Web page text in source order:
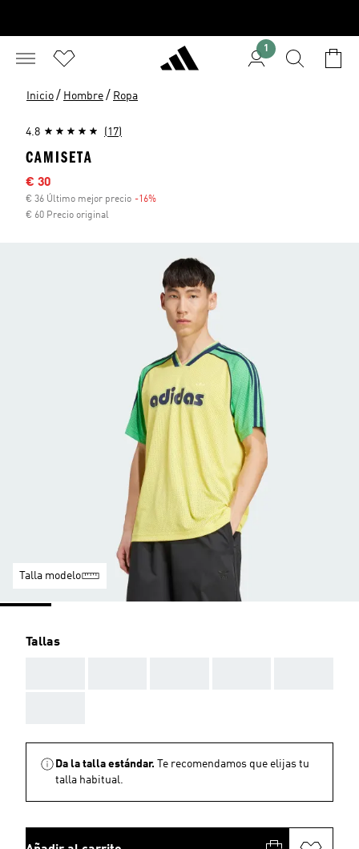
1
Inicio / Hombre / Ropa
4.8 (17)
CAMISETA
Precio rebajado
€ 30
€ 36 Último mejor precio -16%
€ 60 Precio original
Talla modelo
Tallas
Da la talla estándar.
Te recomendamos que elijas tu
talla habitual.